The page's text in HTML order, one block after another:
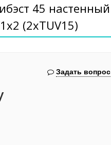
45 настенный
(2хTUV15)
Задать вопрос